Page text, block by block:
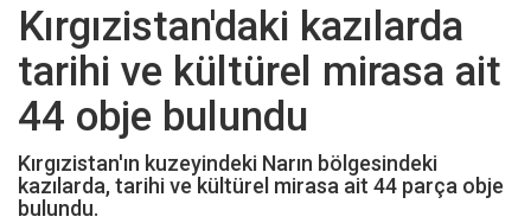
Kırgızistan'daki kazılarda
tarihi ve kültürel mirasa ait
44 obje bulundu
Kırgızistan'ın kuzeyindeki Narın bölgesindeki
kazılarda, tarihi ve kültürel mirasa ait 44 parça obje
bulundu.